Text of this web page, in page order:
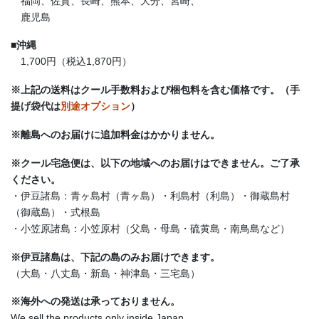
鹿児島
■沖縄
1,700円（税込1,870円）
※上記の送料はクール手数料および梱包料を含む価格です。（手
提げ袋代は別途オプション）
※離島へのお届けに追加料金はかかりません。
※クール宅急便は、以下の地域へのお届けはできません。ご了承
ください。
・伊豆諸島：青ヶ島村（青ヶ島）・利島村（利島）・御蔵島村
（御蔵島）・式根島
・小笠原諸島：小笠原村（父島・母島・硫黄島・南鳥島など）
※伊豆諸島は、下記の島のみお届けできます。
（大島・八丈島・新島・神津島・三宅島）
※海外への発送は承っておりません。